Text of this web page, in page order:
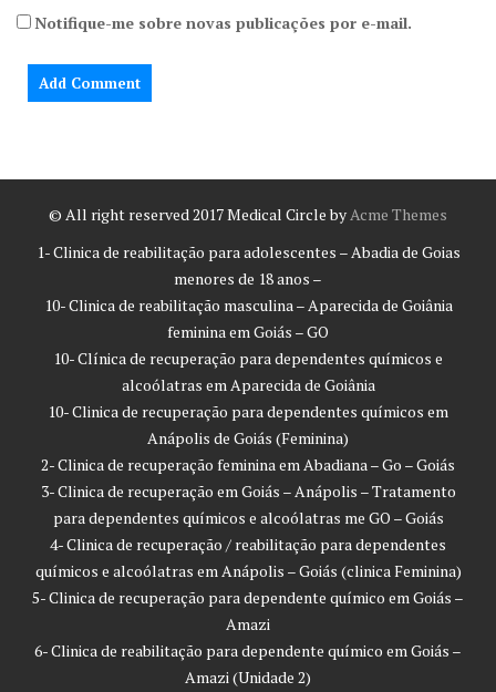
Notifique-me sobre novas publicações por e-mail.
© All right reserved 2017Medical Circle byAcme Themes
1- Clinica de reabilitação para adolescentes – Abadia de Goias
menores de 18 anos –
10- Clinica de reabilitação masculina – Aparecida de Goiânia
feminina em Goiás – GO
10- Clínica de recuperação para dependentes químicos e
alcoólatras em Aparecida de Goiânia
10- Clinica de recuperação para dependentes químicos em
Anápolis de Goiás (Feminina)
2- Clinica de recuperação feminina em Abadiana – Go – Goiás
3- Clinica de recuperação em Goiás – Anápolis – Tratamento
para dependentes químicos e alcoólatras me GO – Goiás
4- Clinica de recuperação / reabilitação para dependentes
químicos e alcoólatras em Anápolis – Goiás (clinica Feminina)
5- Clinica de recuperação para dependente químico em Goiás –
Amazi
6- Clinica de reabilitação para dependente químico em Goiás –
Amazi (Unidade 2)